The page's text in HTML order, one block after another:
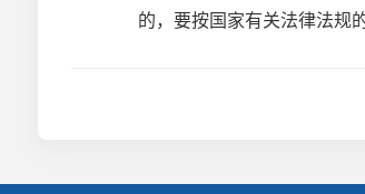
的，要按国家有关法律法规